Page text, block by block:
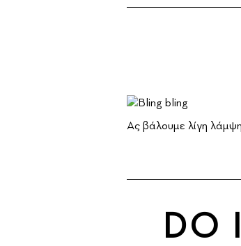
Ας βάλουμε λίγη
DO